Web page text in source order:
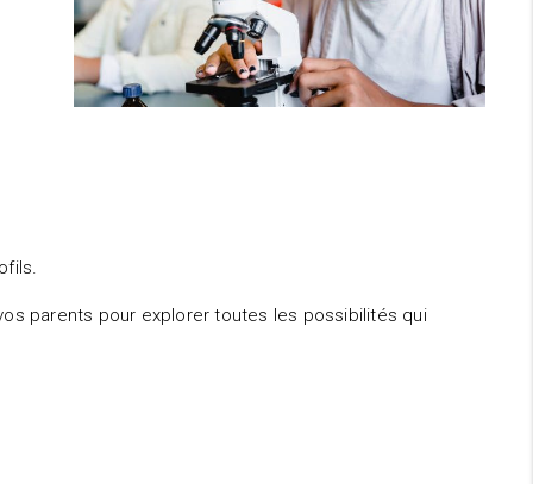
parents pour explorer toutes les possibilités qui